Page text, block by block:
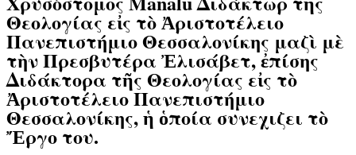
Θεολογίας εἰς τὸ Ἀριστοτέλειο
Πανεπιστήμιο Θεσσαλονίκης μαζὶ μὲ
τὴν Πρεσβυτέρα Ἐλισάβετ, ἐπίσης
Διδάκτορα τῆς Θεολογίας εἰς τὸ
Ἀριστοτέλειο Πανεπιστήμιο
Θεσσαλονίκης, ἡ ὁποία συνεχιζει τὸ
Ἔργο του.